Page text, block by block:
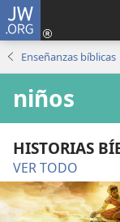
JW.ORG
Enseñanzas bíblicas
niños
HISTORIAS
VER TODO